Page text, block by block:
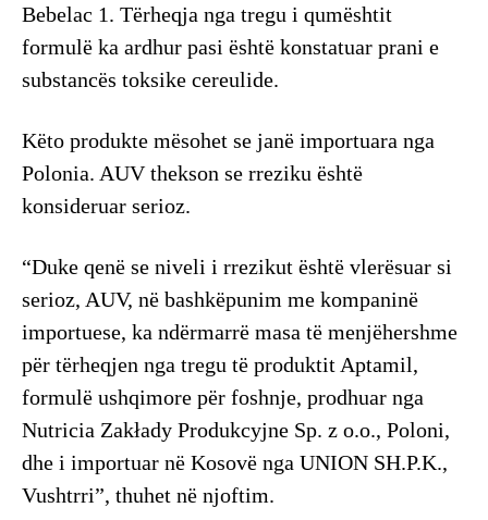
Bebelac 1. Tërheqja nga tregu i qumështit
formulë ka ardhur pasi është konstatuar prani e
substancës toksike cereulide.
Këto produkte mësohet se janë importuara nga
Polonia. AUV thekson se rreziku është
konsideruar serioz.
“Duke qenë se niveli i rrezikut është vlerësuar si
serioz, AUV, në bashkëpunim me kompaninë
importuese, ka ndërmarrë masa të menjëhershme
për tërheqjen nga tregu të produktit Aptamil,
formulë ushqimore për foshnje, prodhuar nga
Nutricia Zakłady Produkcyjne Sp. z o.o., Poloni,
dhe i importuar në Kosovë nga UNION SH.P.K.,
Vushtrri”, thuhet në njoftim.